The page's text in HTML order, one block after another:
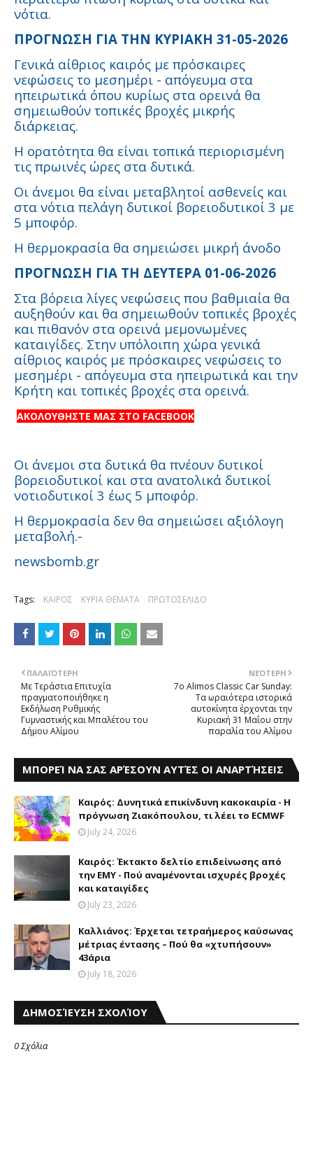
νότια.
ΠΡΟΓΝΩΣΗ ΓΙΑ ΤΗΝ ΚΥΡΙΑΚΗ 31-05-2026
Γενικά αίθριος καιρός με πρόσκαιρες
νεφώσεις το μεσημέρι - απόγευμα στα
ηπειρωτικά όπου κυρίως στα ορεινά θα
σημειωθούν τοπικές βροχές μικρής
διάρκειας.
Η ορατότητα θα είναι τοπικά περιορισμένη
τις πρωινές ώρες στα δυτικά.
Οι άνεμοι θα είναι μεταβλητοί ασθενείς και
στα νότια πελάγη δυτικοί βορειοδυτικοί 3 με
5 μποφόρ.
Η θερμοκρασία θα σημειώσει μικρή άνοδο
ΠΡΟΓΝΩΣΗ ΓΙΑ ΤΗ ΔΕΥΤΕΡΑ 01-06-2026
Στα βόρεια λίγες νεφώσεις που βαθμιαία θα
αυξηθούν και θα σημειωθούν τοπικές βροχές
και πιθανόν στα ορεινά μεμονωμένες
καταιγίδες. Στην υπόλοιπη χώρα γενικά
αίθριος καιρός με πρόσκαιρες νεφώσεις το
μεσημέρι - απόγευμα στα ηπειρωτικά και την
Κρήτη και τοπικές βροχές στα ορεινά.
ΑΚΟΛΟΥΘΗΣΤΕ ΜΑΣ ΣΤΟ FACEBOOK
Οι άνεμοι στα δυτικά θα πνέουν δυτικοί
βορειοδυτικοί και στα ανατολικά δυτικοί
νοτιοδυτικοί 3 έως 5 μποφόρ.
Η θερμοκρασία δεν θα σημειώσει αξιόλογη
μεταβολή.-
newsbomb.gr
Tags: ΚΑΙΡΟΣ ΚΥΡΙΑ ΘΕΜΑΤΑ ΠΡΩΤΟΣΕΛΙΔΟ
ΝΕΌΤΕΡΗ
7ο Alimos Classic Car Sunday:
Τα ωραιότερα ιστορικά
αυτοκίνητα έρχονται την
Κυριακή 31 Μαΐου στην
παραλία του Αλίμου
ΠΑΛΑΙΌΤΕΡΗ
Mε Tεράστια Eπιτυχία
πραγματοποιήθηκε η
Eκδήλωση Ρυθμικής
Γυμναστικής και Μπαλέτου του
Δήμου Αλίμου
ΜΠΟΡΕΊ ΝΑ ΣΑΣ ΑΡΈΣΟΥΝ ΑΥΤΈΣ ΟΙ ΑΝΑΡΤΉΣΕΙΣ
Καιρός: Δυνητικά επικίνδυνη κακοκαιρία - Η
πρόγνωση Ζιακόπουλου, τι λέει το ECMWF
July 24, 2026
Καιρός: Έκτακτο δελτίο επιδείνωσης από
την EMY - Πού αναμένονται ισχυρές βροχές
και καταιγίδες
July 23, 2026
Καλλιάνος: Έρχεται τετραήμερος καύσωνας
μέτριας έντασης – Πού θα «χτυπήσουν»
43άρια
July 18, 2026
ΔΗΜΟΣΊΕΥΣΗ ΣΧΟΛΊΟΥ
0 Σχόλια